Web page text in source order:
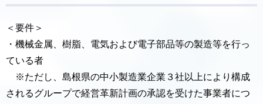
＜要件＞
・機械金属、樹脂、電気および電子部品等の製造等を行っ
ている者
※ただし、島根県の中小製造業企業３社以上により構成
されるグループで経営革新計画の承認を受けた事業者につ